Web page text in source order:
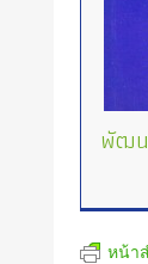
พัฒน
หน้า